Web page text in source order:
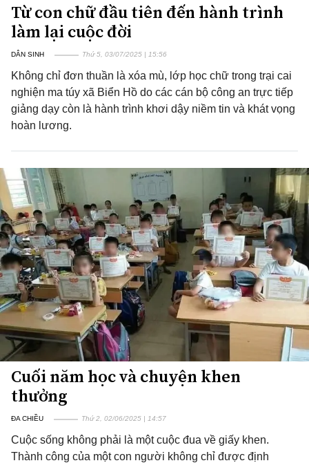
Từ con chữ đầu tiên đến hành trình
làm lại cuộc đời
DÂN SINH Thứ 5, 03/07/2025 | 15:56
Không chỉ đơn thuần là xóa mù, lớp học chữ trong trại cai
nghiện ma túy xã Biển Hồ do các cán bộ công an trực tiếp
giảng dạy còn là hành trình khơi dậy niềm tin và khát vọng
hoàn lương.
Cuối năm học và chuyện khen
thưởng
ĐA CHIỀU Thứ 2, 02/06/2025 | 14:57
Cuộc sống không phải là một cuộc đua về giấy khen.
Thành công của một con người không chỉ được định